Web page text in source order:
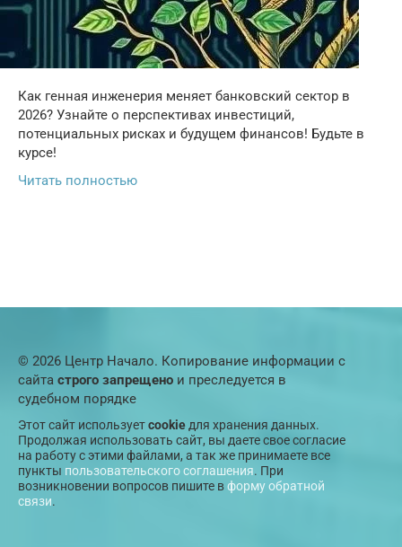
Как генная инженерия меняет банковский сектор в
2026? Узнайте о перспективах инвестиций,
потенциальных рисках и будущем финансов! Будьте в
курсе!
Читать полностью
© 2026 Центр Начало. Копирование информации с
сайта строго запрещено и преследуется в
судебном порядке
Этот сайт используетcookie для хранения данных.
Продолжая использовать сайт, вы даете свое согласие
на работу с этими файлами, а так же принимаете все
пункты пользовательского соглашения. При
возникновении вопросов пишите вформу обратной
связи.